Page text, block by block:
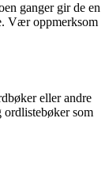
ganger gir de en
Vær oppmerksom
eller andre
som